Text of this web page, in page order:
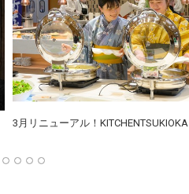
3月リニューアル！KITCHENTSUKIOKA